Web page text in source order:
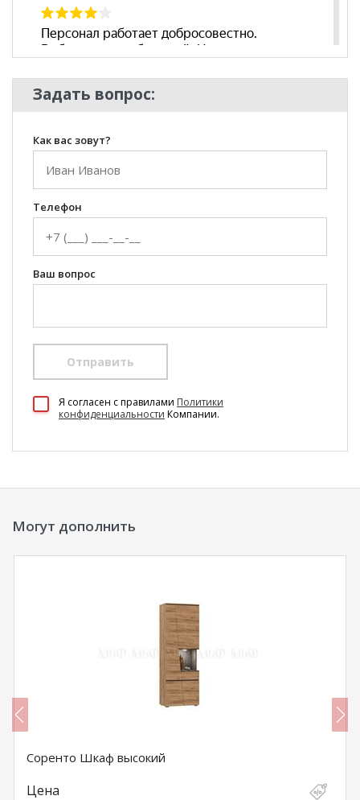
Задать вопрос:
Как вас зовут?
Телефон
Ваш вопрос
Отправить
Я согласен c правилами Политики
конфиденциальности Компании.
Могут дополнить
Соренто Шкаф высокий
Цена